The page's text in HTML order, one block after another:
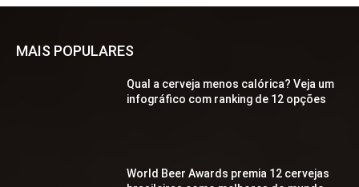
MAIS POPULARES
Qual a cerveja menos calórica? Veja um
infográfico com ranking de 12 opções
World Beer Awards premia 12 cervejas